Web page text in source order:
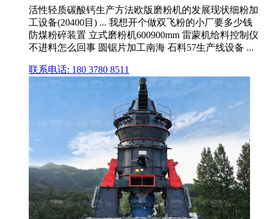
活性轻质碳酸钙生产方法欧版磨粉机的发展现状细粉加
工设备(20400目) ... 我想开个做双飞粉的小厂要多少钱
防煤粉碎装置 立式磨粉机600900mm 雷蒙机给料控制仪
不进料怎么回事 圆锯片加工南海 石料57生产线设备 ...
联系电话: 180 3780 8511